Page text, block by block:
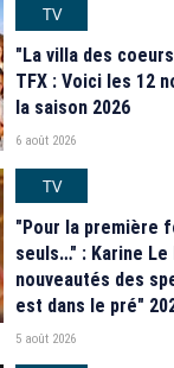
TV
"La villa des
TFX : Voici les 12
la saison 2026
6 août 2026
TV
"Pour la première
seuls…" : Karine
nouveautés des
est dans le pré"
5 août 2026